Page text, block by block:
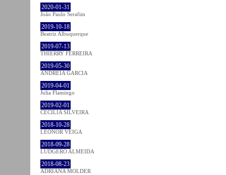
2020-01-31
João Paulo Serafim
2019-10-18
Beatriz Albuquerque
2019-07-13
THIERRY FERREIRA
2019-05-30
ANDREIA GARCIA
2019-04-01
Julia Flamingo
2019-02-01
CECÍLIA SILVEIRA
2018-10-28
LEONOR VEIGA
2018-09-28
LUDGERO ALMEIDA
2018-08-23
ADRIANA MOLDER